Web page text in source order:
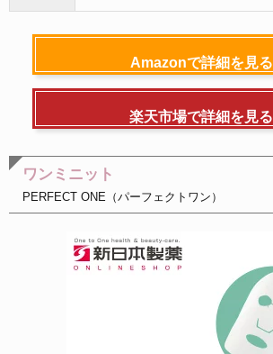
Amazonで詳細を見る
楽天市場で詳細を見る
ワンミニット
PERFECT ONE（パーフェクトワン）